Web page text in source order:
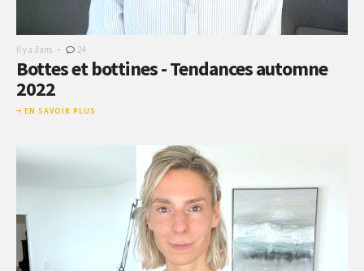
Il y a 3 ans - 24
Bottes et bottines - Tendances automne
2022
EN SAVOIR PLUS